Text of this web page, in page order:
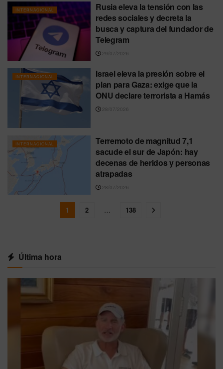
INTERNACIONAL
Rusia eleva la tensión con las
redes sociales y decreta la
busca y captura del fundador de
Telegram
29/07/2026
INTERNACIONAL
Israel eleva la presión sobre el
plan para Gaza: exige que la
ONU declare terrorista a Hamás
28/07/2026
INTERNACIONAL
Terremoto de magnitud 7,1
sacude el sur de Japón: hay
decenas de heridos y personas
atrapadas
28/07/2026
1 2 … 138
Última hora